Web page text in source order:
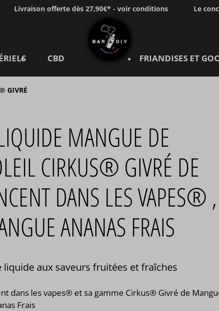
Livraison offerte dès 27,90€* - voir conditions Le
CBD FRIANDISES ET
GIVRÉ
MANGUE DE
CIRKUS® GIVRÉ DE
DANS LES VAPES® ,
ANANAS FRAIS
liquide aux saveurs fruitées et fraîches
dans les vapes® et sa gamme Cirkus® Givré de
Frais